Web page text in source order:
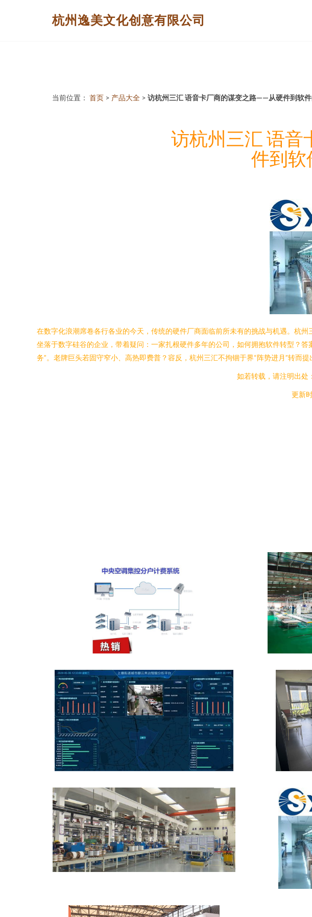
杭州逸美文化创意有限公司
当前位置： 首页 > 产品大全 > 访杭州三汇 语音卡厂商的谋变之路——从硬件到软
访杭州三汇 语
件到软
在数字化浪潮席卷各行各业的今天，传统的硬件厂商面临前所未有的挑战与机遇。杭
坐落于数字硅谷的企业，带着疑问：一家扎根硬件多年的公司，如何拥抱软件转型？
务”。老牌巨头若固守窄小、高热即费普？容反，杭州三汇不拘锢于界“阵势进月”转而提
如若转载，请注明出
更新